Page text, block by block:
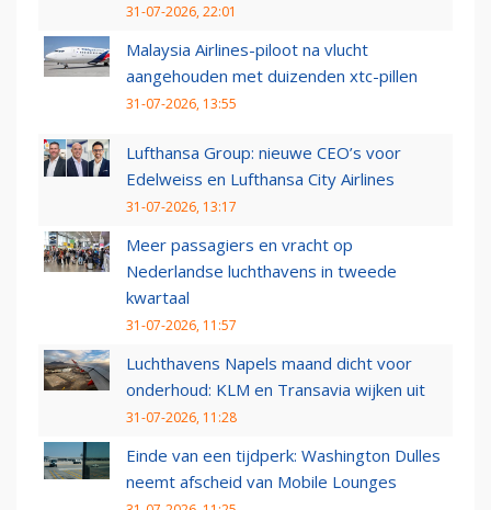
31-07-2026, 22:01
Malaysia Airlines-piloot na vlucht
aangehouden met duizenden xtc-pillen
31-07-2026, 13:55
Lufthansa Group: nieuwe CEO’s voor
Edelweiss en Lufthansa City Airlines
31-07-2026, 13:17
Meer passagiers en vracht op
Nederlandse luchthavens in tweede
kwartaal
31-07-2026, 11:57
Luchthavens Napels maand dicht voor
onderhoud: KLM en Transavia wijken uit
31-07-2026, 11:28
Einde van een tijdperk: Washington Dulles
neemt afscheid van Mobile Lounges